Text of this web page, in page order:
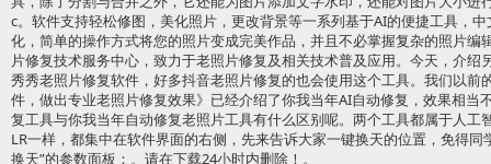
c。软件支持轻松修图，美化照片，更改背景等一系列基于AI的便捷工具，
化，简单的操作方式将您的照片变成完美作品，并且不必掌握复杂的照片编
片修复技术服务中心，致力于老照片修复及相关技术普及应用。今天，介绍
秀秀老照片修复软件，好多抖音老照片修复的也会使用这个工具。我们以前
件，做出专业老照片修复效果》已经介绍了你我当年AI自动修复，效果相当
复工具与你我当年自动修复老照片工具有什么区别呢。两个工具都属于人工
LR一样，都集中在软件界面的右侧，先来告诉大家一键换天的位置，免得
换天”的参数面板：。请在下载24小时内删除！。